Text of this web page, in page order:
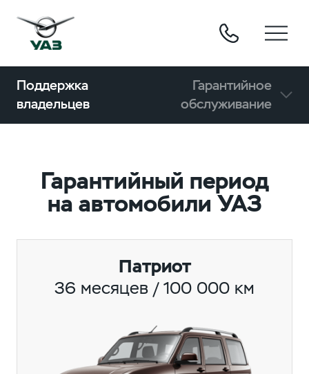
Поддержка
владельцев
Гарантийное
обслуживание
Гарантийный период
на автомобили УАЗ
Патриот
36 месяцев / 100 000 км